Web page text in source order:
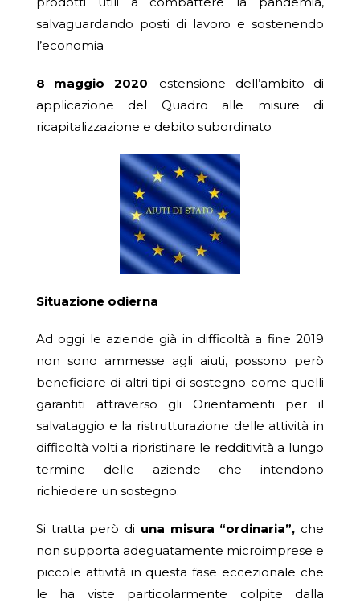
salvaguardando posti di lavoro e sostenendo
l’economia
8 maggio 2020: estensione dell’ambito di
applicazione del Quadro alle misure di
ricapitalizzazione e debito subordinato
Situazione odierna
Ad oggi le aziende già in difficoltà a fine 2019
non sono ammesse agli aiuti, possono però
beneficiare di altri tipi di sostegno come quelli
garantiti attraverso gli Orientamenti per il
salvataggio e la ristrutturazione delle attività in
difficoltà volti a ripristinare le redditività a lungo
termine delle aziende che intendono
richiedere un sostegno.
Si tratta però di una misura “ordinaria”, che
non supporta adeguatamente microimprese e
piccole attività in questa fase eccezionale che
le ha viste particolarmente colpite dalla